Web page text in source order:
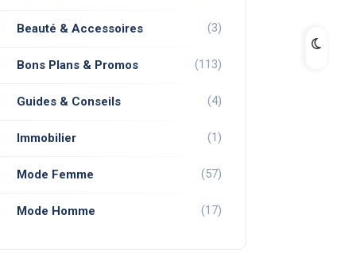
Beauté & Accessoires (3)
Bons Plans & Promos (113)
Guides & Conseils (4)
Immobilier (1)
Mode Femme (57)
Mode Homme (17)